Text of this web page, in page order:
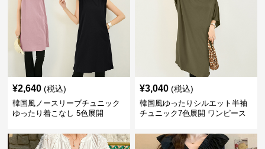
¥2,640 (税込)
韓国風ノースリーブチュニック
ゆったり着こなし 5色展開
¥3,040 (税込)
韓国風ゆったりシルエット半袖
チュニック7色展開 ワンピース